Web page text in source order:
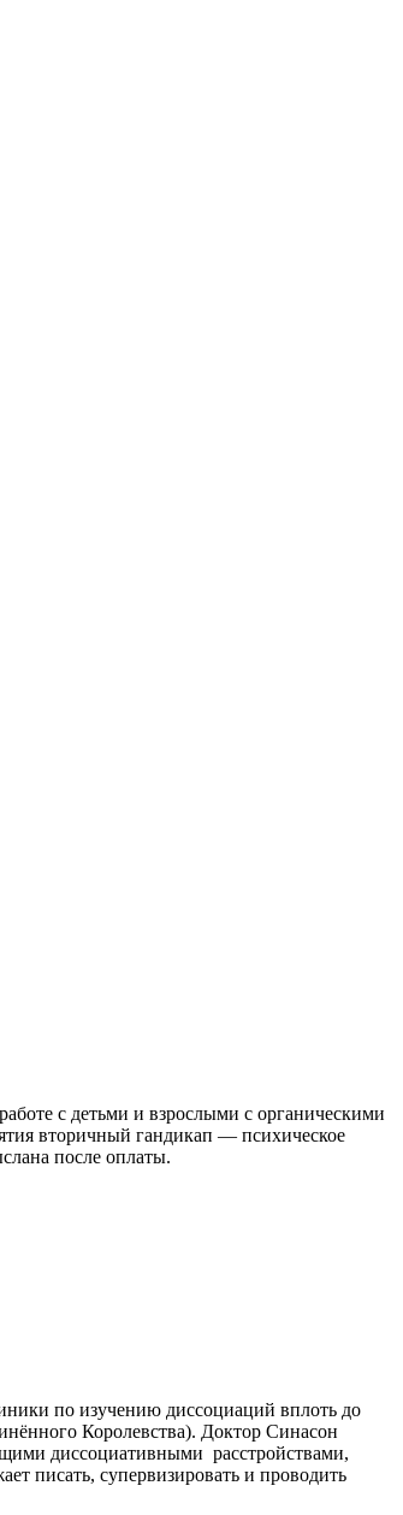
с детьми и взрослыми с органическими
вторичный гандикап — психическое
после оплаты.
по изучению диссоциаций вплоть до
Королевства). Доктор Синасон
диссоциативными расстройствами,
писать, супервизировать и проводить